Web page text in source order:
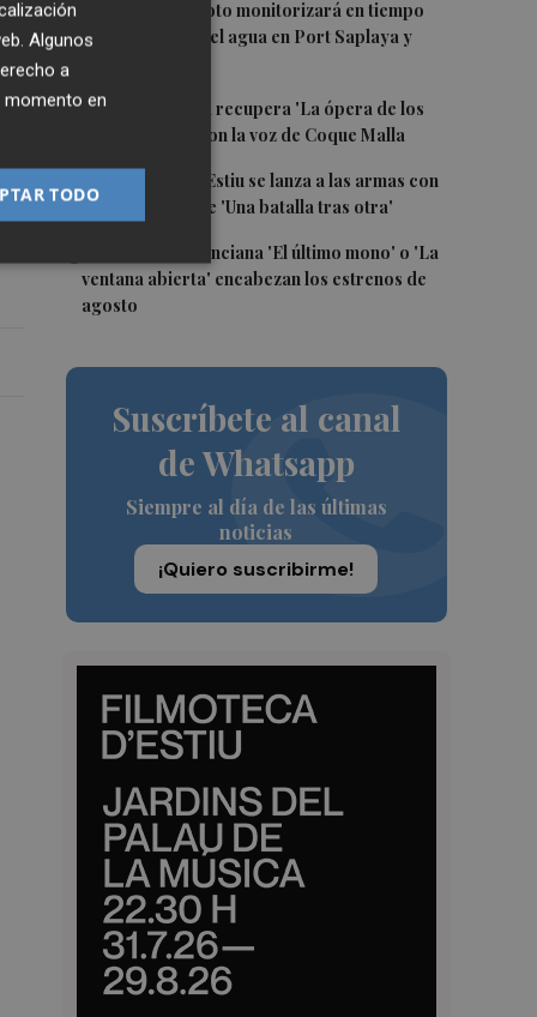
2
Un proyecto piloto monitorizará en tiempo
real la calidad del agua en Port Saplaya y
3 Sagunt a Escena recupera 'La ópera de los
tres centavos' con la voz de Coque Malla
4 La Filmoteca d'Estiu se lanza a las armas con
la proyección de 'Una batalla tras otra'
5 La comedia valenciana 'El último mono' o 'La
ventana abierta' encabezan los estrenos de
agosto
Suscríbete al canal
de Whatsapp
Siempre al día de las últimas
noticias
¡Quiero suscribirme!
Algunos
a
momento en
TODO